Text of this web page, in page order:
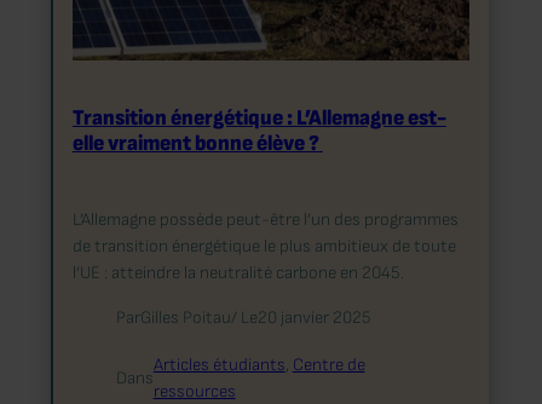
Transition énergétique : L’Allemagne est-
elle vraiment bonne élève ?
L’Allemagne possède peut-être l’un des programmes
de transition énergétique le plus ambitieux de toute
l’UE : atteindre la neutralité carbone en 2045.
ParGilles Poitau/ Le20 janvier 2025
Dans
Articles étudiants, Centre de
ressources